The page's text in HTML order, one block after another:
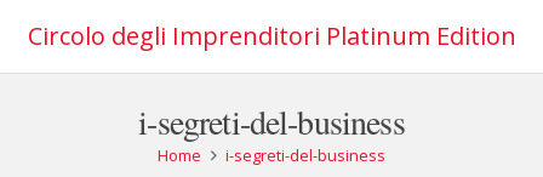
Circolo degli Imprenditori Platinum Edition
i-segreti-del-business
Home i-segreti-del-business